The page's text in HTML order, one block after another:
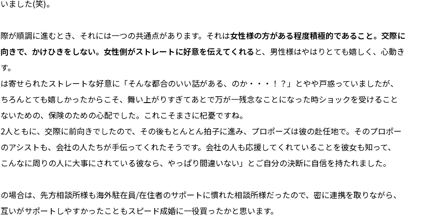
ました(笑)。
が順調に進むとき、それには一つの共通点があります。それは女性様の方がある程度積極的であること。交際に
きで、かけひきをしない。女性側がストレートに好意を伝えてくれる と、男性様はやはりとても嬉しく、心動き
。
寄せられたストレートな好意に「そんな都合のいい話がある、のか・・・！？」とやや戸惑っていましたが、
ろんとても嬉しかったからこそ、舞い上がりすぎてあとで万が一残念なことになった時ショックを受けること
いための、保険のための心配でした。これこそまさに杞憂ですね。
人ともに、交際に前向きでしたので、その後もとんとん拍子に進み、プロポーズは彼の赴任地で。そのプロポー
アシストも、会社の人たちが手伝ってくれたそうです。会社の人も応援してくれていることを彼女も知って、
んなに周りの人に大事にされている彼なら、やっぱり間違いない」とご自分の決断に自信を持たれました。
場合は、先方相談所様も海外駐在員/在住者のサポートに慣れた相談所様だったので、密に連携を取りながら、
いがサポートしやすかったこともスピード成婚に一役買ったかと思います。